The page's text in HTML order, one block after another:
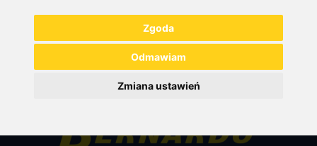
Zgoda
Odmawiam
Zmiana ustawień